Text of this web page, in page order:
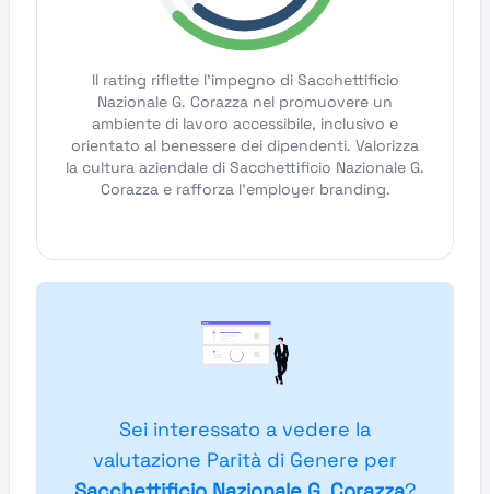
Il rating riflette l'impegno di Sacchettificio
Nazionale G. Corazza nel promuovere un
ambiente di lavoro accessibile, inclusivo e
orientato al benessere dei dipendenti. Valorizza
la cultura aziendale di Sacchettificio Nazionale G.
Corazza e rafforza l'employer branding.
Sei interessato a vedere la
valutazione Parità di Genere per